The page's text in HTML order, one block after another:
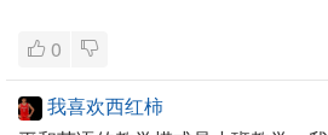
0
我喜欢西红柿